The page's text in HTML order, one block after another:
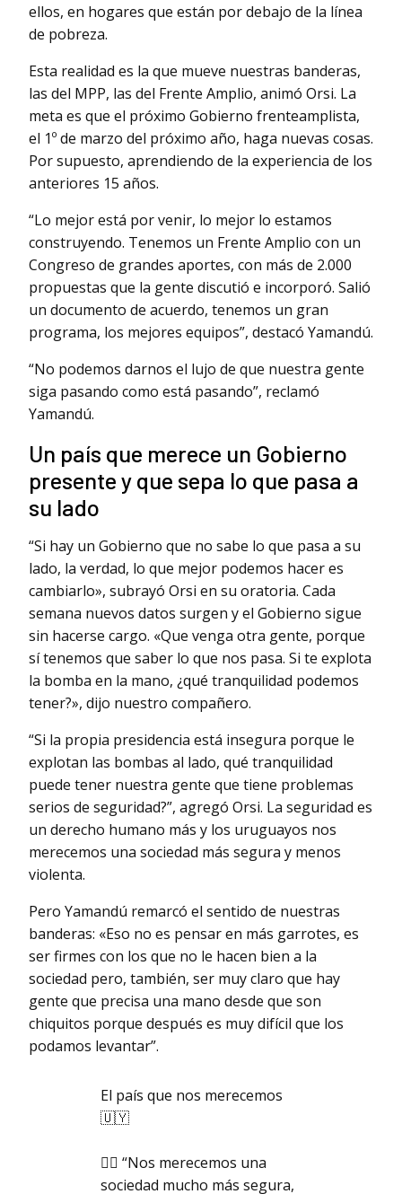
ellos, en hogares que están por debajo de la línea
de pobreza.
Esta realidad es la que mueve nuestras banderas,
las del MPP, las del Frente Amplio, animó Orsi. La
meta es que el próximo Gobierno frenteamplista,
el 1º de marzo del próximo año, haga nuevas cosas.
Por supuesto, aprendiendo de la experiencia de los
anteriores 15 años.
“Lo mejor está por venir, lo mejor lo estamos
construyendo. Tenemos un Frente Amplio con un
Congreso de grandes aportes, con más de 2.000
propuestas que la gente discutió e incorporó. Salió
un documento de acuerdo, tenemos un gran
programa, los mejores equipos”, destacó Yamandú.
“No podemos darnos el lujo de que nuestra gente
siga pasando como está pasando”, reclamó
Yamandú.
Un país que merece un Gobierno
presente y que sepa lo que pasa a
su lado
“Si hay un Gobierno que no sabe lo que pasa a su
lado, la verdad, lo que mejor podemos hacer es
cambiarlo», subrayó Orsi en su oratoria. Cada
semana nuevos datos surgen y el Gobierno sigue
sin hacerse cargo. «Que venga otra gente, porque
sí tenemos que saber lo que nos pasa. Si te explota
la bomba en la mano, ¿qué tranquilidad podemos
tener?», dijo nuestro compañero.
“Si la propia presidencia está insegura porque le
explotan las bombas al lado, qué tranquilidad
puede tener nuestra gente que tiene problemas
serios de seguridad?”, agregó Orsi. La seguridad es
un derecho humano más y los uruguayos nos
merecemos una sociedad más segura y menos
violenta.
Pero Yamandú remarcó el sentido de nuestras
banderas: «Eso no es pensar en más garrotes, es
ser firmes con los que no le hacen bien a la
sociedad pero, también, ser muy claro que hay
gente que precisa una mano desde que son
chiquitos porque después es muy difícil que los
podamos levantar”.
El país que nos merecemos
🇺🇾
👉🏼 “Nos merecemos una
sociedad mucho más segura,